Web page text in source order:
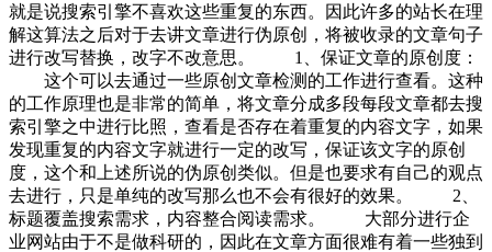
就是说搜索引擎不喜欢这些重复的东西。因此许多的站长在理
解这算法之后对于去讲文章进行伪原创，将被收录的文章句子
进行改写替换，改字不改意思。 1、保证文章的原创度：
这个可以去通过一些原创文章检测的工作进行查看。这种
的工作原理也是非常的简单，将文章分成多段每段文章都去搜
索引擎之中进行比照，查看是否存在着重复的内容文字，如果
发现重复的内容文字就进行一定的改写，保证该文字的原创
度，这个和上述所说的伪原创类似。但是也要求有自己的观点
去进行，只是单纯的改写那么也不会有很好的效果。 2、
标题覆盖搜索需求，内容整合阅读需求。 大部分进行企
业网站由于不是做科研的，因此在文章方面很难有着一些独到